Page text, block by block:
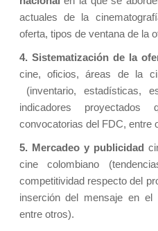
actuales de la
oferta, tipos de ventana de la
4. Sistematización de la
cine, oficios, áreas de la
(inventario, estadísticas,
indicadores
convocatorias del FDC, entre
5. Mercadeo y publicidad
cine colombiano
competitividad respecto del
inserción del mensaje en el
entre otros).